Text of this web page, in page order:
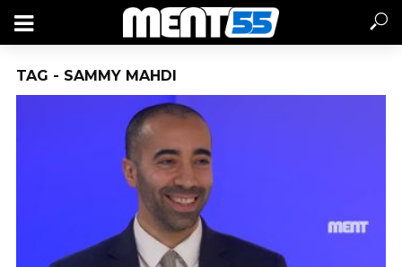
TAG - SAMMY MAHDI